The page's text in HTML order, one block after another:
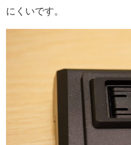
にくいです。